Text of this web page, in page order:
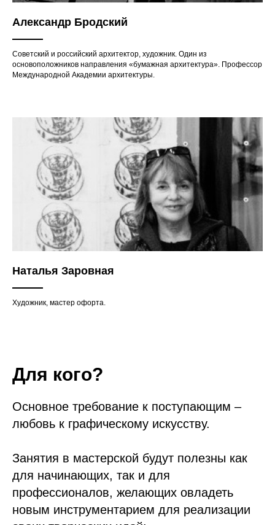
Александр Бродский
Cоветский и российский архитектор, художник. Один из
основоположников направления «бумажная архитектура». Профессор
Международной Академии архитектуры.
Наталья Заровная
Художник, мастер офорта.
Для кого?
Основное требование к поступающим –
любовь к графическому искусству.
Занятия в мастерской будут полезны как
для начинающих, так и для
профессионалов, желающих овладеть
новым инструментарием для реализации